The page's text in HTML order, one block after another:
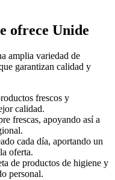
ofrece Unide
amplia variedad de
garantizan calidad y
frescos y
calidad.
frescas, apoyando así a
cada día, aportando un
oferta.
de productos de higiene y
personal.